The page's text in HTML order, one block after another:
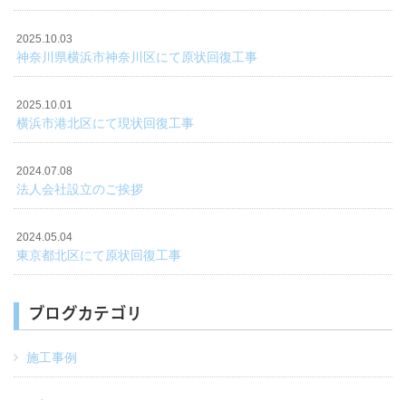
2025.10.03
神奈川県横浜市神奈川区にて原状回復工事
2025.10.01
横浜市港北区にて現状回復工事
2024.07.08
法人会社設立のご挨拶
2024.05.04
東京都北区にて原状回復工事
ブログカテゴリ
施工事例